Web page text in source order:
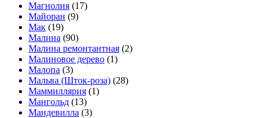
Магнолия (17)
Майоран (9)
Мак (19)
Малина (90)
Малина ремонтантная (2)
Малиновое дерево (1)
Малопа (3)
Мальва (Шток-роза) (28)
Маммиллярия (1)
Мангольд (13)
Мандевилла (3)